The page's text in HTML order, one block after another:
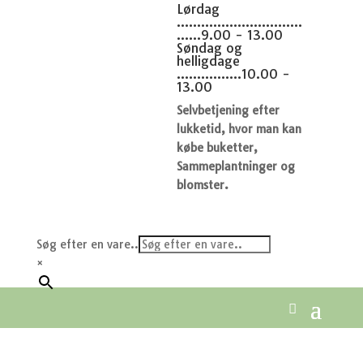
Lørdag
...............................
......9.00 - 13.00
Søndag og
helligdage
................10.00 -
13.00
Selvbetjening efter
lukketid, hvor man kan
købe buketter,
Sammeplantninger og
blomster.
Søg efter en vare..
×